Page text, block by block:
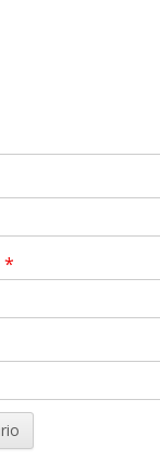
*